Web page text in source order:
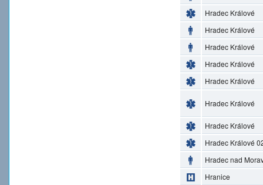
Hradec Králové
Hradec Králové
Hradec Králové
Hradec Králové
Hradec Králové
Hradec Králové
Hradec Králové
Hradec Králové
Hradec nad
Hranice